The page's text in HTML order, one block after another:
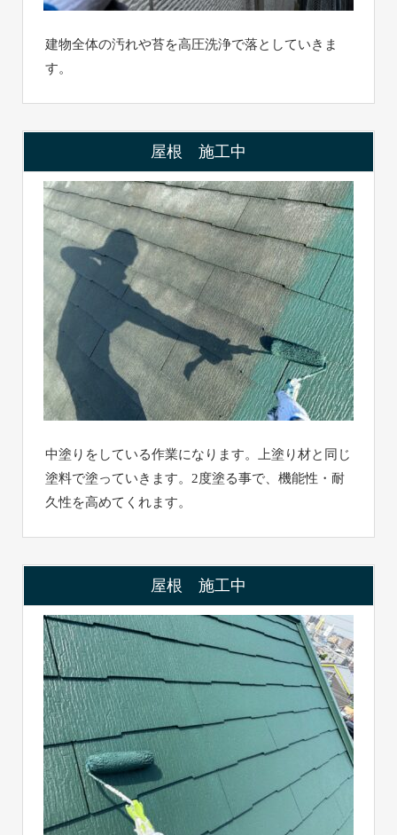
建物全体の汚れや苔を高圧洗浄で落としていきま
す。
屋根 施工中
中塗りをしている作業になります。上塗り材と同じ
塗料で塗っていきます。2度塗る事で、機能性・耐
久性を高めてくれます。
屋根 施工中